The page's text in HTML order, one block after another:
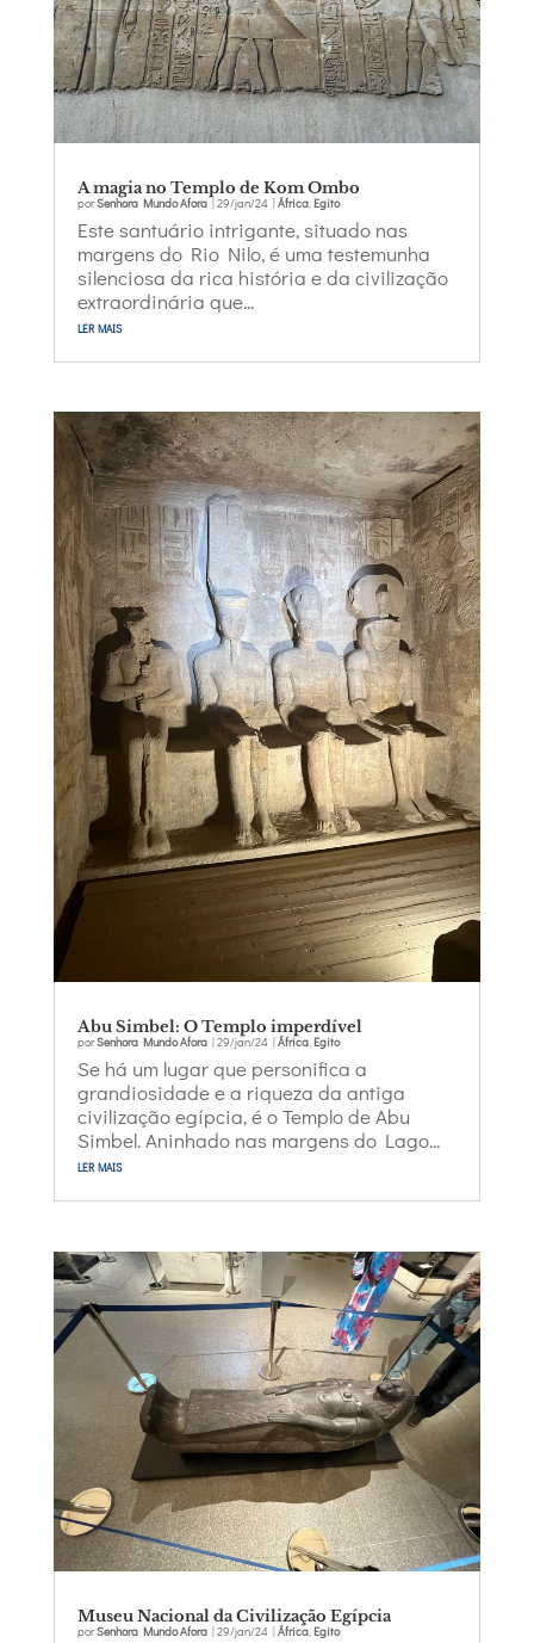
A magia no Templo de Kom Ombo
porSenhora Mundo Afora| 29/jan/24| África, Egito
Este santuário intrigante, situado nas
margens do Rio Nilo, é uma testemunha
silenciosa da rica história e da civilização
extraordinária que...
ler mais
Abu Simbel: O Templo imperdível
porSenhora Mundo Afora| 29/jan/24| África, Egito
Se há um lugar que personifica a
grandiosidade e a riqueza da antiga
civilização egípcia, é o Templo de Abu
Simbel. Aninhado nas margens do Lago...
ler mais
Museu Nacional da Civilização Egípcia
porSenhora Mundo Afora| 29/jan/24| África, Egito